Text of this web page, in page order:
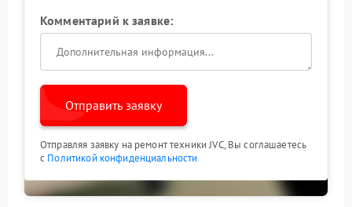
Комментарий к заявке:
Отправить заявку
Отправляя заявку на ремонт техники JVC, Вы соглашаетесь
с Политикой конфиденциальности